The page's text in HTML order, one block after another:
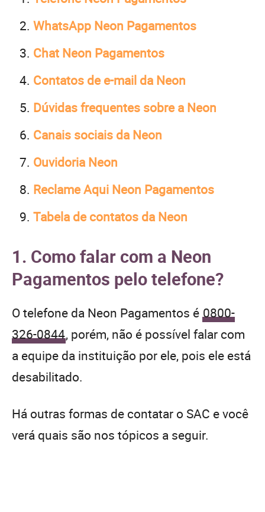
WhatsApp Neon Pagamentos
Chat Neon Pagamentos
Contatos de e-mail da Neon
Dúvidas frequentes sobre a Neon
Canais sociais da Neon
Ouvidoria Neon
Reclame Aqui Neon Pagamentos
Tabela de contatos da Neon
1. Como falar com a Neon
Pagamentos pelo telefone?
O telefone da Neon Pagamentos é 0800-
326-0844, porém, não é possível falar com
a equipe da instituição por ele, pois ele está
desabilitado.
Há outras formas de contatar o SAC e você
verá quais são nos tópicos a seguir.